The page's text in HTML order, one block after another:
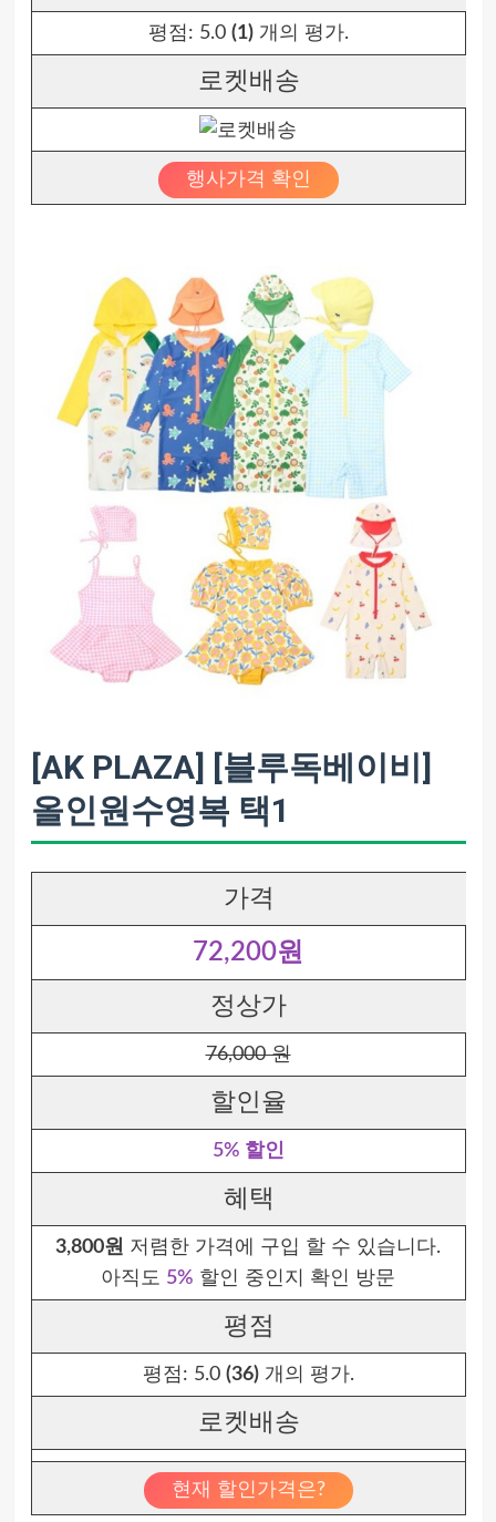
평점: 5.0 (1)개의 평가.
로켓배송
행사가격 확인
[AK PLAZA] [블루독베이비]
올인원수영복 택1
가격
72,200원
정상가
76,000 원
할인율
5% 할인
혜택
3,800원 저렴한 가격에 구입 할 수 있습니다.
아직도 5% 할인 중인지 확인 방문
평점
평점: 5.0 (36)개의 평가.
로켓배송
현재 할인가격은?